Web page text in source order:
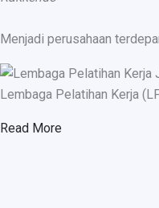
Menjadi perusahaan
Lembaga Pelatihan Kerja
Read More